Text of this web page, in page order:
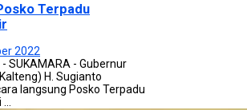
Terpadu
2022
- SUKAMARA - Gubernur
H. Sugianto
langsung Posko Terpadu